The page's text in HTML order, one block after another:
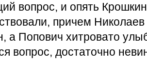
вопрос, и опять
причем
а Попович хитровато
вопрос, достаточно